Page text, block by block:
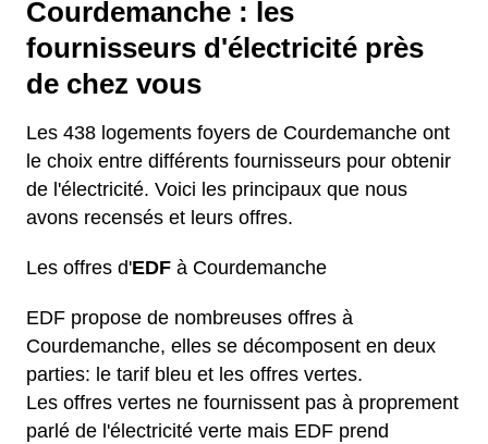
Courdemanche : les
fournisseurs d'électricité près
de chez vous
Les 438 logements foyers de Courdemanche ont
le choix entre différents fournisseurs pour obtenir
de l'électricité. Voici les principaux que nous
avons recensés et leurs offres.
Les offres d'EDF à Courdemanche
EDF propose de nombreuses offres à
Courdemanche, elles se décomposent en deux
parties: le tarif bleu et les offres vertes.
Les offres vertes ne fournissent pas à proprement
parlé de l'électricité verte mais EDF prend